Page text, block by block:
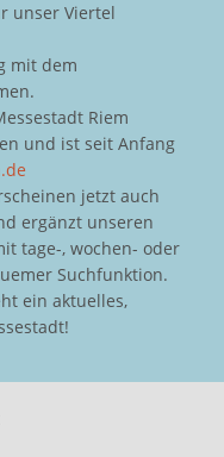
unser Viertel
mit dem
Riem
und ist seit Anfang
jetzt auch
ergänzt unseren
tage-, wochen- oder
Suchfunktion.
ein aktuelles,